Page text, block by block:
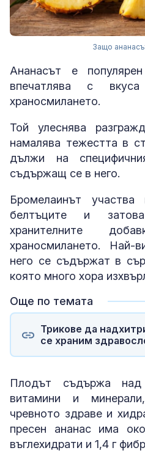
Защо
Ананасът е
впечатлява с
храносмилането.
Той улеснява
намалява тежестта в
дължи на
съдържащ се в него.
Бромелаинът
белтъците и
хранителните
храносмилането. Най-
него се съдържат в
която много хора
Още по темата
Трикове да
се храним
Плодът съдържа
витамини и
чревното здраве и
пресен ананас има
въглехидрати и 1,4 г